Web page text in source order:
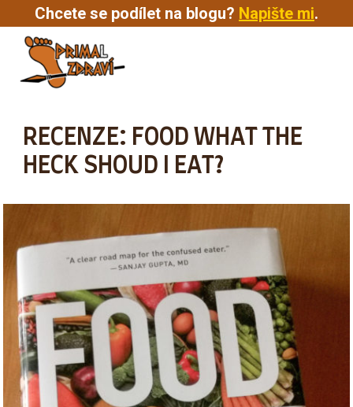
Chcete se podílet na blogu? Napište mi.
RECENZE: FOOD WHAT THE
HECK SHOUD I EAT?